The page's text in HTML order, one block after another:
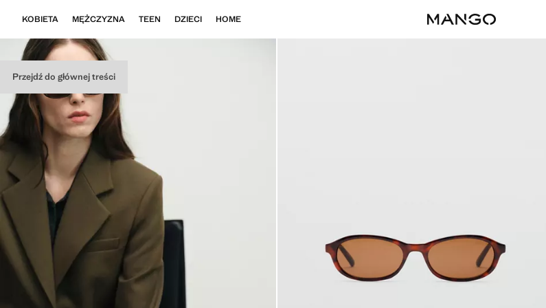
Przejdź do głównej treści
KOBIETA MĘŻCZYZNA TEEN DZIECI HOME